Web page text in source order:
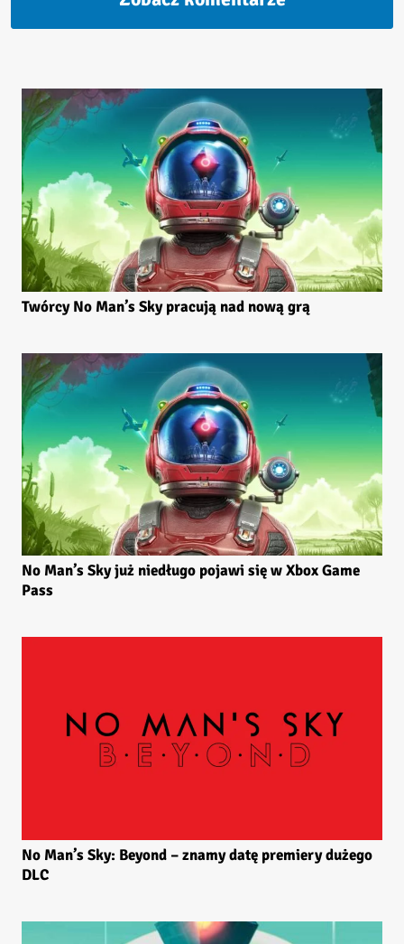
Twórcy No Man’s Sky pracują nad nową grą
No Man’s Sky już niedługo pojawi się w Xbox Game
Pass
No Man’s Sky: Beyond – znamy datę premiery dużego
DLC